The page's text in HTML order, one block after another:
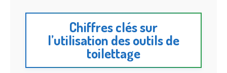
Chiffres clés sur
l’utilisation des outils de
toilettage